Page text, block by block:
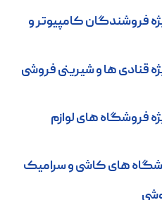
فروشندگان کامپیوتر و
قنادی ها و شیرینی فروشی
فروشگاه های لوازم
های کاشی و سرامیک